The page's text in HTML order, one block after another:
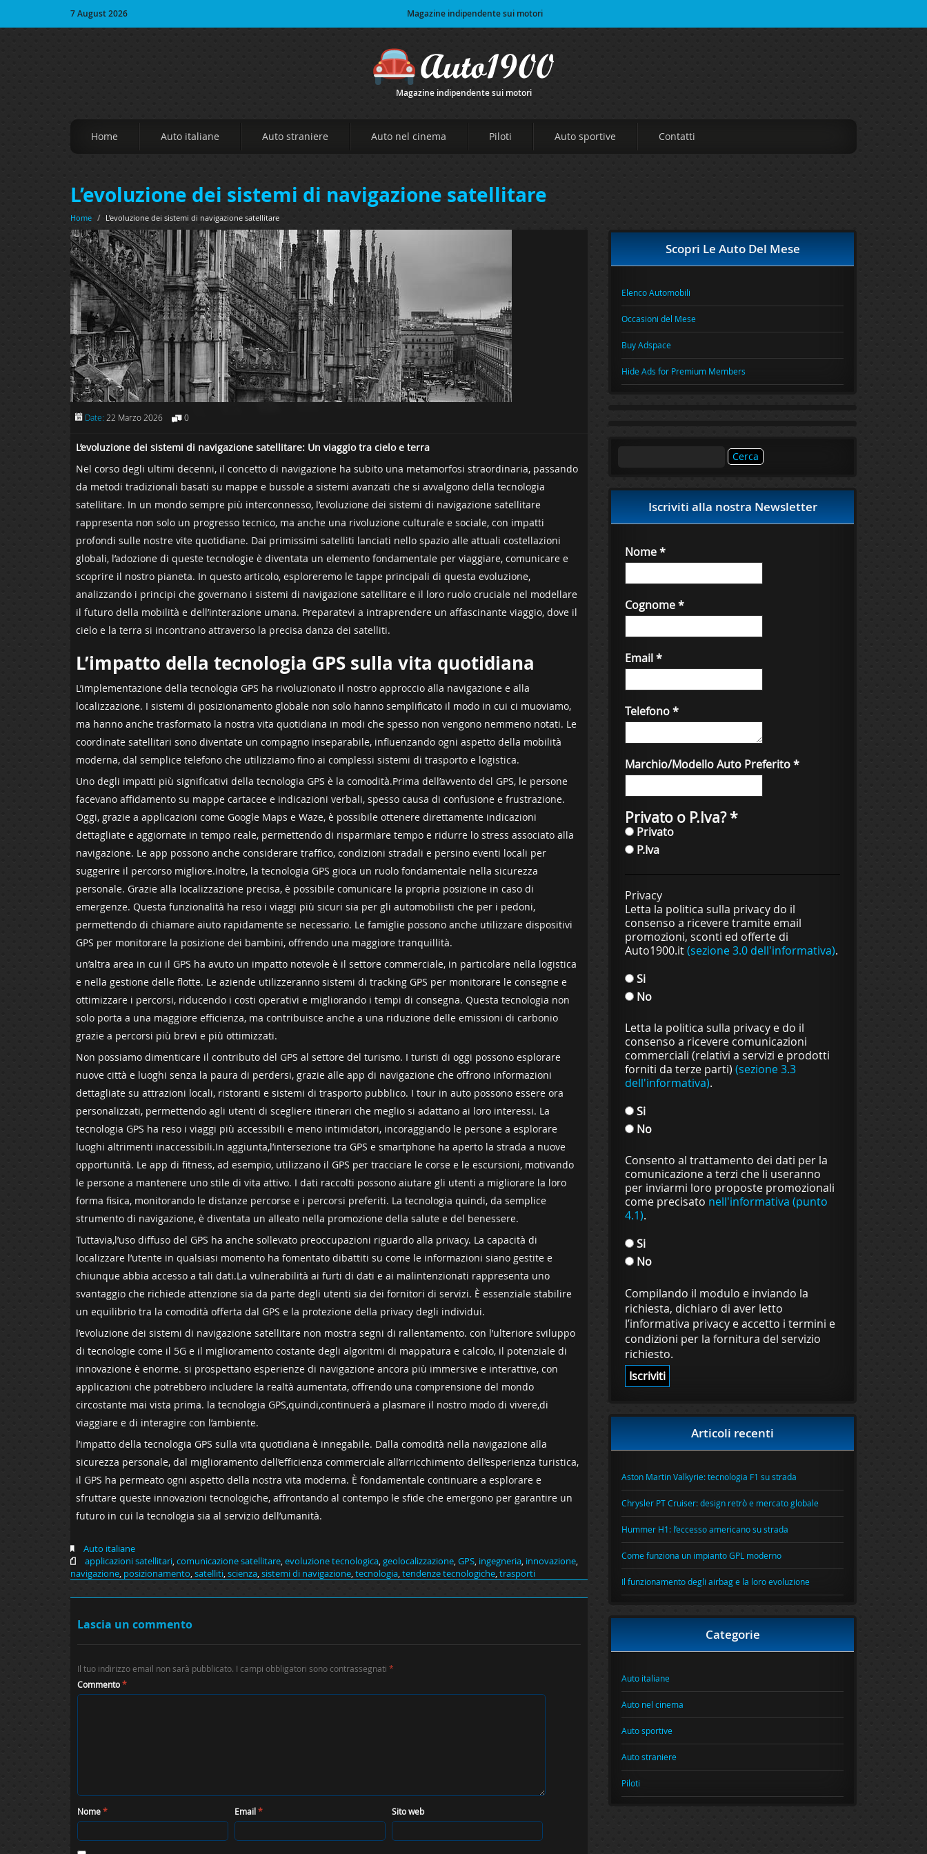
7 August 2026 Magazine indipendente sui motori
Magazine indipendente sui motori
Home Auto italiane Auto straniere Auto nel cinema Piloti Auto sportive Contatti
L’evoluzione dei sistemi di navigazione satellitare
Home / L’evoluzione dei sistemi di navigazione satellitare
Date: 22 Marzo 2026 0
L’evoluzione dei sistemi di navigazione satellitare: Un‍ viaggio tra cielo e terra
Nel corso degli ultimi decenni, il concetto di ‌navigazione ha subito⁣ una metamorfosi straordinaria, passando
da metodi tradizionali basati su mappe e bussole⁢ a sistemi avanzati che ⁣si avvalgono della tecnologia
satellitare. In un mondo sempre più⁤ interconnesso, l’evoluzione dei sistemi di⁣ navigazione‌ satellitare
rappresenta non solo un progresso tecnico, ma anche una rivoluzione ‍culturale e sociale, con impatti
profondi sulle nostre vite quotidiane. Dai⁣ primissimi satelliti lanciati ⁣nello spazio⁢ alle attuali costellazioni
⁢globali, l’adozione di queste ​tecnologie è​ diventata un elemento fondamentale per viaggiare, comunicare⁣ e
scoprire il nostro pianeta. In questo articolo, esploreremo le tappe principali di questa evoluzione,
analizzando i principi che governano​ i sistemi di navigazione satellitare e il loro ruolo cruciale nel modellare
il futuro della mobilità e dell’interazione⁣ umana. Preparatevi a intraprendere‍ un affascinante viaggio, dove ⁣il
cielo e la terra si incontrano attraverso la precisa danza dei satelliti.
L’impatto ⁢della tecnologia GPS sulla vita quotidiana
L’implementazione della tecnologia GPS ha rivoluzionato il nostro approccio alla navigazione e alla
localizzazione. I⁤ sistemi di posizionamento globale ‌non solo hanno semplificato il modo ​in cui ci ​muoviamo,
ma hanno anche trasformato la nostra vita quotidiana in modi che spesso non vengono nemmeno notati. Le
coordinate satellitari ⁢sono diventate un compagno inseparabile, influenzando ogni aspetto della mobilità ​
moderna, dal semplice telefono che utilizziamo fino ai complessi sistemi di trasporto e logistica.
Uno degli impatti più significativi della tecnologia GPS è la comodità.Prima⁤ dell’avvento del GPS, le persone
facevano affidamento su mappe cartacee e indicazioni verbali, spesso causa di confusione e frustrazione.
Oggi, grazie a applicazioni come Google ‍Maps e⁤ Waze, è possibile ottenere direttamente indicazioni
dettagliate ‍e ‍aggiornate ⁤in ⁣tempo reale, permettendo‍ di risparmiare tempo e ridurre lo stress associato alla
navigazione. Le app possono ⁢anche considerare traffico, condizioni stradali ‌e persino eventi locali per
suggerire il ⁢percorso migliore.Inoltre, la tecnologia GPS gioca un‌ ruolo fondamentale nella sicurezza
personale. Grazie alla localizzazione precisa, è possibile comunicare⁤ la propria posizione ‌in caso di
emergenze. Questa funzionalità ha reso i viaggi più sicuri ⁣sia per gli automobilisti che per i pedoni,
permettendo ⁤di chiamare aiuto rapidamente se necessario. Le famiglie⁢ possono anche ⁢utilizzare dispositivi
GPS per monitorare la posizione dei bambini, offrendo una maggiore tranquillità.
un’altra area in ⁣cui il GPS​ ha avuto un impatto notevole è il⁤ settore commerciale, in particolare nella logistica
e nella gestione delle flotte. Le aziende utilizzeranno sistemi di ​tracking GPS per monitorare le consegne ⁣e
⁣ottimizzare⁣ i percorsi, ‌riducendo⁣ i costi operativi⁣ e migliorando i‌ tempi di consegna. Questa tecnologia non
solo porta a una maggiore⁢ efficienza, ma contribuisce anche a una riduzione delle emissioni di carbonio
grazie a percorsi più brevi e più ottimizzati.
Non possiamo dimenticare il contributo del GPS al settore del ‌turismo. I turisti di oggi possono esplorare
nuove⁣ città⁤ e luoghi ⁣senza la paura di perdersi, grazie alle app di navigazione‍ che offrono informazioni
dettagliate su attrazioni locali, ristoranti e sistemi di trasporto pubblico. I tour in auto possono ​essere ora
personalizzati, permettendo agli ⁤utenti di scegliere itinerari che meglio si adattano ai loro interessi. La
tecnologia GPS ha reso i viaggi più accessibili e meno intimidatori, incoraggiando le persone a esplorare
luoghi altrimenti inaccessibili.In aggiunta,l’intersezione tra GPS e ⁢smartphone ha aperto la strada a nuove
opportunità.‌ Le app ⁢di fitness, ad esempio, utilizzano il GPS per tracciare le corse ⁤e le escursioni, motivando
le persone a ‍mantenere uno stile ‍di vita attivo. I dati raccolti possono‌ aiutare gli utenti a migliorare la loro
forma fisica, monitorando le distanze percorse e i percorsi preferiti. La tecnologia ‌quindi, da semplice
strumento di navigazione, è diventata un alleato nella promozione della salute e del benessere.
Tuttavia,l’uso diffuso del GPS ha anche sollevato preoccupazioni riguardo⁢ alla privacy.​ La capacità di
localizzare l’utente in qualsiasi momento ha ⁣fomentato dibattiti su come le informazioni siano gestite e
⁣chiunque abbia⁣ accesso a tali dati.La vulnerabilità ai furti di dati e ai malintenzionati rappresenta uno
svantaggio che ⁣richiede attenzione sia da parte degli utenti sia dei ‍fornitori di servizi. È ​essenziale​ stabilire
un equilibrio tra la comodità offerta dal GPS e la protezione della privacy ‌degli individui.
l’evoluzione dei ‍sistemi di navigazione satellitare non⁣ mostra segni di ⁤rallentamento. con l’ulteriore sviluppo
di tecnologie come il 5G e il miglioramento costante degli algoritmi di mappatura e calcolo, ‌il potenziale di
innovazione‍ è enorme. si prospettano esperienze di navigazione ancora più immersive e ⁣interattive, con
applicazioni che potrebbero includere la ​realtà aumentata, offrendo una comprensione del mondo
circostante mai vista prima.‌ la tecnologia GPS,quindi,continuerà a plasmare il nostro modo di vivere,di
viaggiare e di interagire ⁣con l’ambiente.
l’impatto della tecnologia GPS sulla vita quotidiana è innegabile. Dalla comodità nella navigazione alla
sicurezza personale, dal miglioramento dell’efficienza commerciale all’arricchimento dell’esperienza turistica,
il GPS ha permeato ogni aspetto‍ della nostra vita moderna. È fondamentale continuare a esplorare e
sfruttare queste innovazioni tecnologiche, affrontando al contempo le sfide‍ che emergono ​per garantire⁣ un
futuro in cui la tecnologia sia al servizio dell’umanità.
Auto italiane
applicazioni satellitari,comunicazione satellitare,evoluzione tecnologica,geolocalizzazione,GPS, ingegneria, innovazione,
navigazione, posizionamento,satelliti,scienza,sistemi di navigazione,tecnologia,tendenze tecnologiche,trasporti
Lascia un commento
Il tuo indirizzo email non sarà pubblicato. I campi obbligatori sono contrassegnati *
Commento*
Nome* Email* Sito web
Scopri Le Auto Del Mese
Elenco Automobili
Occasioni del Mese
Buy Adspace
Hide Ads for Premium Members
Iscriviti alla nostra Newsletter
Nome*
Cognome*
Email*
Telefono*
Marchio/Modello Auto Preferito*
Privato o P.Iva?*
Privato
P.Iva
Privacy
Letta la politica sulla privacy do il
consenso a ricevere tramite email
promozioni, sconti ed offerte di
Auto1900.it(sezione 3.0 dell'informativa).
Si
No
Letta la politica sulla privacy e do il
consenso a ricevere comunicazioni
commerciali (relativi a servizi e prodotti
forniti da terze parti) (sezione 3.3
dell'informativa).
Si
No
Consento al trattamento dei dati per la
comunicazione a terzi che li useranno
per inviarmi loro proposte promozionali
come precisato nell'informativa (punto
4.1).
Si
No
Compilando il modulo e inviando la
richiesta, dichiaro di aver letto
l’informativa privacy e accetto i termini e
condizioni per la fornitura del servizio
richiesto.
Articoli recenti
Aston Martin Valkyrie: tecnologia F1 su strada
Chrysler PT Cruiser: design retrò e mercato globale
Hummer H1: l’eccesso americano su strada
Come funziona un impianto GPL moderno
Il funzionamento degli airbag e la loro evoluzione
Categorie
Auto italiane
Auto nel cinema
Auto sportive
Auto straniere
Piloti